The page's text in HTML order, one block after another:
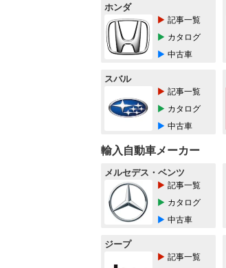
ホンダ
記事一覧
カタログ
中古車
スバル
記事一覧
カタログ
中古車
輸入自動車メーカー
メルセデス・ベンツ
記事一覧
カタログ
中古車
ジープ
記事一覧